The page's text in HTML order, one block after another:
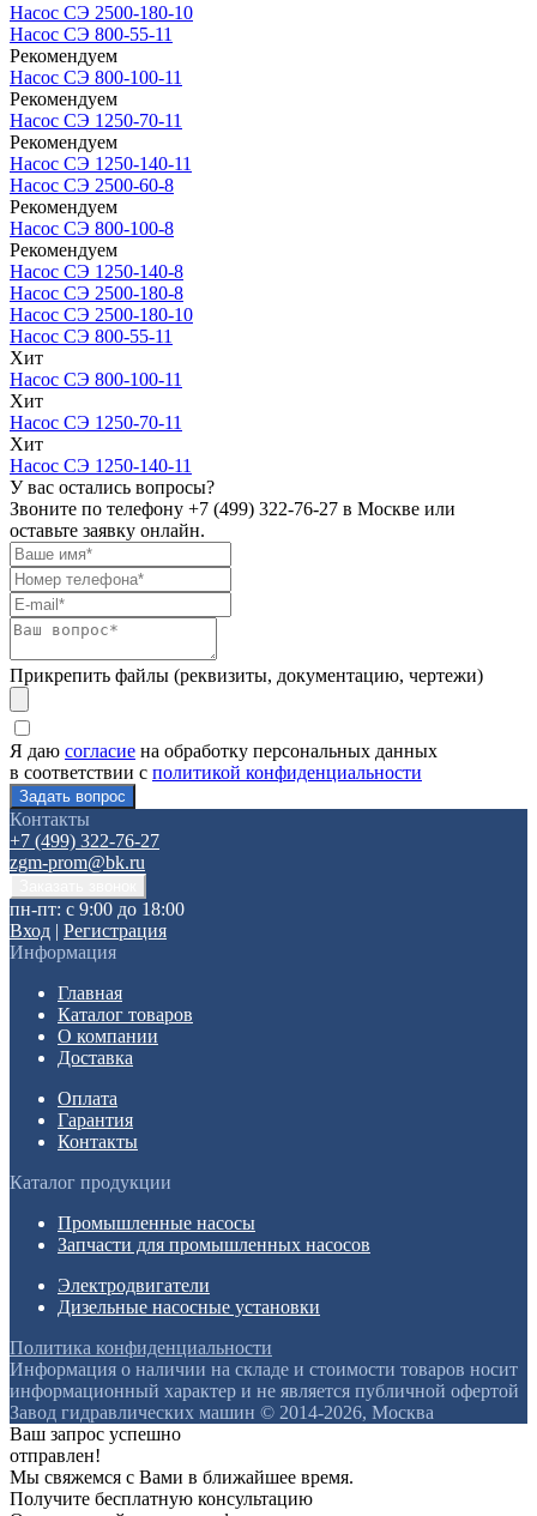
Насос СЭ 2500-180-10
Насос СЭ 800-55-11
Рекомендуем
Насос СЭ 800-100-11
Рекомендуем
Насос СЭ 1250-70-11
Рекомендуем
Насос СЭ 1250-140-11
Насос СЭ 2500-60-8
Рекомендуем
Насос СЭ 800-100-8
Рекомендуем
Насос СЭ 1250-140-8
Насос СЭ 2500-180-8
Насос СЭ 2500-180-10
Насос СЭ 800-55-11
Хит
Насос СЭ 800-100-11
Хит
Насос СЭ 1250-70-11
Хит
Насос СЭ 1250-140-11
У вас остались вопросы?
Звоните по телефону +7 (499) 322-76-27 в Москве или
оставьте заявку онлайн.
Прикрепить файлы (реквизиты, документацию, чертежи)
Я даю согласие на обработку персональных данных
в соответствии с политикой конфиденциальности
Контакты
+7 (499) 322-76-27
zgm-prom@bk.ru
пн-пт: с 9:00 до 18:00
Вход | Регистрация
Информация
Главная
Каталог товаров
О компании
Доставка
Оплата
Гарантия
Контакты
Каталог продукции
Промышленные насосы
Запчасти для промышленных насосов
Электродвигатели
Дизельные насосные установки
Политика конфиденциальности
Информация о наличии на складе и стоимости товаров носит
информационный характер и не является публичной офертой
Завод гидравлических машин © 2014-2026, Москва
Ваш запрос успешно
отправлен!
Мы свяжемся с Вами в ближайшее время.
Получите бесплатную консультацию